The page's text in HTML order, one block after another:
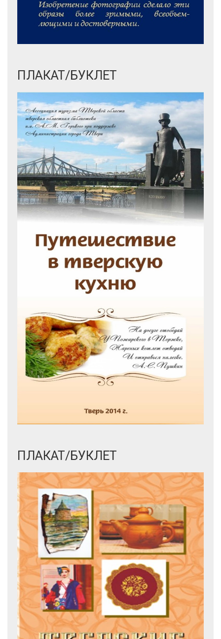
ПЛАКАТ/БУКЛЕТ
ПЛАКАТ/БУКЛЕТ